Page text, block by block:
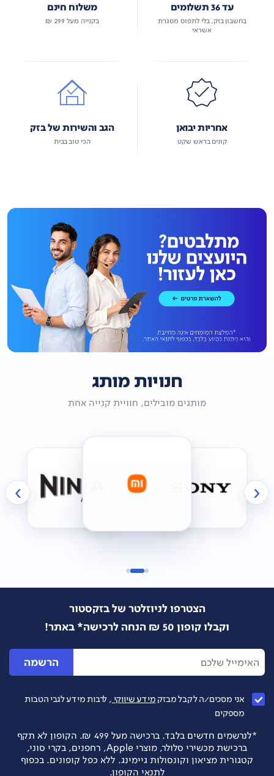
עד 36 תשלומים
בחשבון בזק, בלי לתפוס מסגרת
אשראי
משלוח חינם
בקנייה מעל 299 ₪
אחריות יבואן
קונים בראש שקט
הגב והשירות של בזק
הכי טוב בבית
חנויות מותג
מותגים מובילים, חוויית קנייה אחת
‹
›
הצטרפו לניוזלטר של בזקסטור
וקבלו קופון 50 ₪ הנחה לרכישה* באתר!
הרשמה
אני מסכים/ה לקבל מבזק מידע שיווקי , לרבות מידע לגבי הטבות
מספקים
*לנרשמים חדשים בלבד. ברכישה מעל 499 ₪. הקופון לא תקף
ברכישת מכשירי סלולר, מוצרי Apple, רחפנים, בקרי סוני,
קטגורית מציאון וקונסולות גיימינג. ללא כפל קופונים. בכפוף
לתנאי הקופון.